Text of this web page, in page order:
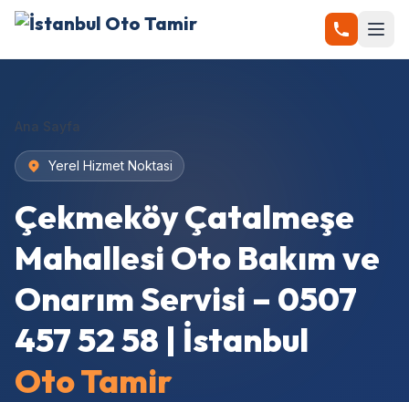
Ana Sayfa
Yerel Hizmet Noktasi
Çekmeköy Çatalmeşe
Mahallesi Oto Bakım ve
Onarım Servisi – 0507
457 52 58 | İstanbul
Oto Tamir